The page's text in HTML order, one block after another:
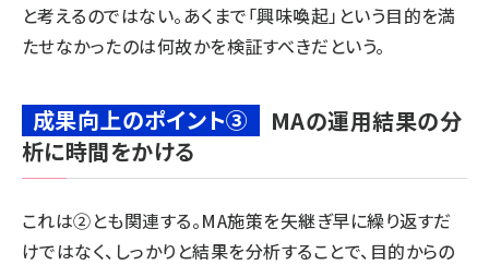
と考えるのではない。あくまで「興味喚起」という目的を満
たせなかったのは何故かを検証すべきだという。
成果向上のポイント③
MAの運用結果の分
析に時間をかける
これは②とも関連する。MA施策を矢継ぎ早に繰り返すだ
けではなく、しっかりと結果を分析することで、目的からの